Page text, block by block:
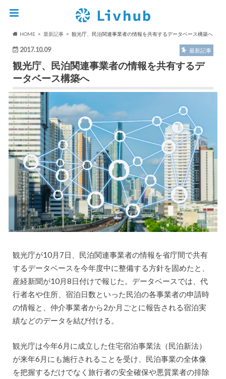
HOME 最新記事 観光庁、民泊関連事業者の情報を共有するデータベース構築へ
2017.10.09 最新記事
観光庁、民泊関連事業者の情報を共有するデ
ータベース構築へ
観光庁が10月7日、民泊関連事業者の情報を省庁間で共有
するデータベースを今年度中に整備する方針を固めたと、
産経新聞が10月8日付けで報じた。データベースでは、代
行者名や住所、宿泊日数といった民泊の各事業者の申請時
の情報と、仲介事業者から2か月ごとに報告される宿泊実
績などのデータを結び付ける。
観光庁は今年6月に成立した住宅宿泊事業法（民泊新法）
が来年6月にも施行されることを受け、民泊事業の全体像
を把握するだけでなく旅行者の安全確保や悪質業者の排除